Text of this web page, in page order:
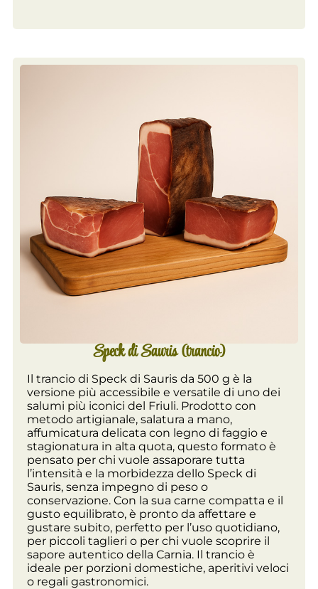
Speck di Sauris (trancio)
Il trancio di Speck di Sauris da 500 g è la
versione più accessibile e versatile di uno dei
salumi più iconici del Friuli. Prodotto con
metodo artigianale, salatura a mano,
affumicatura delicata con legno di faggio e
stagionatura in alta quota, questo formato è
pensato per chi vuole assaporare tutta
l’intensità e la morbidezza dello Speck di
Sauris, senza impegno di peso o
conservazione. Con la sua carne compatta e il
gusto equilibrato, è pronto da affettare e
gustare subito, perfetto per l’uso quotidiano,
per piccoli taglieri o per chi vuole scoprire il
sapore autentico della Carnia. Il trancio è
ideale per porzioni domestiche, aperitivi veloci
o regali gastronomici.